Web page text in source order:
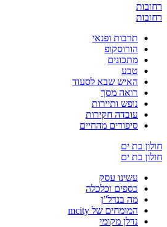
רחובות
רחובות
תרבות ופנאי
הורוסקופ
מתכונים
טבע
האיש שבא לסעוד
רואה מסך
נופש ותיירות
עובדה חקירות
סיפורים מהחיים
חולון בת ים
חולון בת ים
עשינו עסק
כספים וכלכלה
מה בנדל”ן
המומחים של mcity
נדלן מקומי